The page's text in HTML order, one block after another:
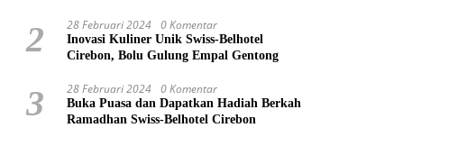
2 28 Februari 2024 0 Komentar
Inovasi Kuliner Unik Swiss-Belhotel
Cirebon, Bolu Gulung Empal Gentong
3 28 Februari 2024 0 Komentar
Buka Puasa dan Dapatkan Hadiah Berkah
Ramadhan Swiss-Belhotel Cirebon